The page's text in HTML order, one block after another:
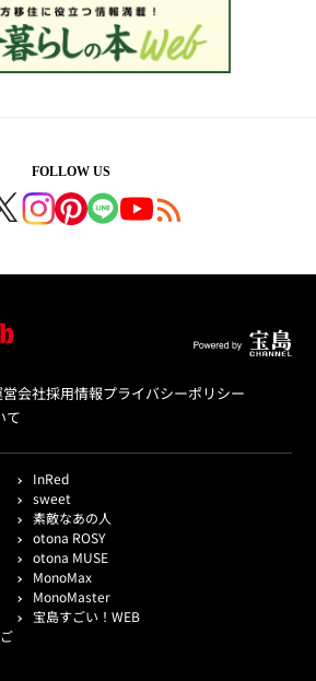
FOLLOW US
営会社採用情報プライバシーポリシー
て
InRed
sweet
素敵なあの人
otona ROSY
otona MUSE
MonoMax
MonoMaster
宝島すごい！WEB